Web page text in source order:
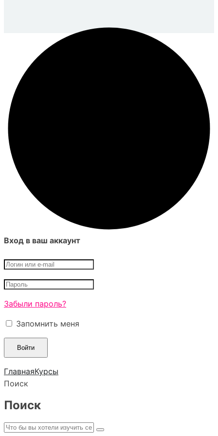
Вход в ваш аккаунт
Забыли пароль?
Запомнить меня
ГлавнаяКурсы
Поиск
Поиск